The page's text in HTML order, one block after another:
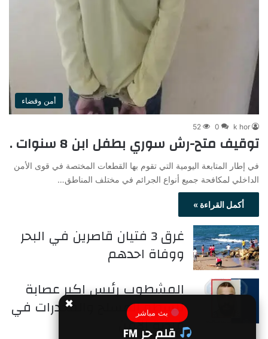
✖
بث مباشر
قلم حر FM
أمن وقضاء
k hor
0
52
توقيف متح-رش سوري بطفل ابن 8 سنوات .
في إطار المتابعة اليومية التي تقوم بها القطعات المختصة في قوى الأمن
الداخلي لمكافحة جميع أنواع الجرائم في مختلف المناطق…
أكمل القراءة »
غرق 3 فتيان قاصرين في البحر
ووفاة احدهم
المشطوب رئيس اكبر عصابة
للسطو المسلح والمخدرات في
قبضة الأمن